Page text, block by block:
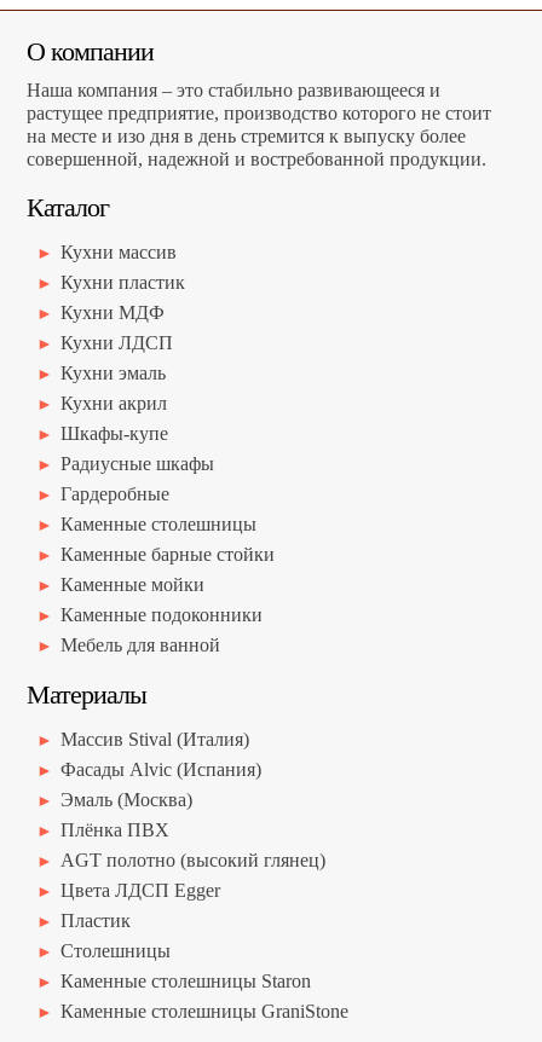
О компании
Наша компания – это стабильно развивающееся и
растущее предприятие, производство которого не стоит
на месте и изо дня в день стремится к выпуску более
совершенной, надежной и востребованной продукции.
Каталог
Кухни массив
Кухни пластик
Кухни МДФ
Кухни ЛДСП
Кухни эмаль
Кухни акрил
Шкафы-купе
Радиусные шкафы
Гардеробные
Каменные столешницы
Каменные барные стойки
Каменные мойки
Каменные подоконники
Мебель для ванной
Материалы
Массив Stival (Италия)
Фасады Alvic (Испания)
Эмаль (Москва)
Плёнка ПВХ
AGT полотно (высокий глянец)
Цвета ЛДСП Egger
Пластик
Столешницы
Каменные столешницы Staron
Каменные столешницы GraniStone